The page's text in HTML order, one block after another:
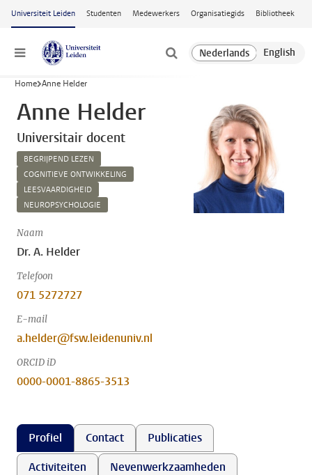
Ga naar hoofdinhoud
Universiteit Leiden Studenten Medewerkers Organisatiegids Bibliotheek
Menu
Home Anne Helder
Anne Helder
Universitair docent
BEGRIJPEND LEZEN
COGNITIEVE ONTWIKKELING
LEESVAARDIGHEID
NEUROPSYCHOLOGIE
Naam
Dr. A. Helder
Telefoon
071 5272727
E-mail
a.helder@fsw.leidenuniv.nl
ORCID iD
0000-0001-8865-3513
Profiel Contact
Publicaties
Activiteiten
Nevenwerkzaamheden